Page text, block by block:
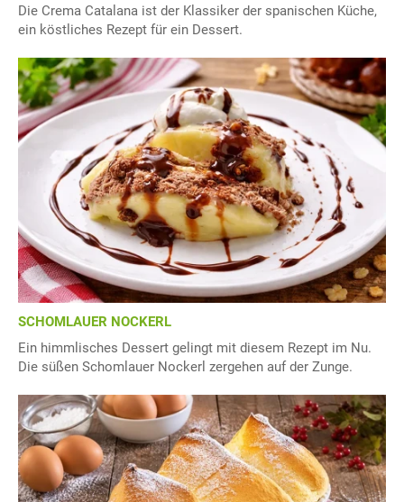
Die Crema Catalana ist der Klassiker der spanischen Küche,
ein köstliches Rezept für ein Dessert.
SCHOMLAUER NOCKERL
Ein himmlisches Dessert gelingt mit diesem Rezept im Nu.
Die süßen Schomlauer Nockerl zergehen auf der Zunge.